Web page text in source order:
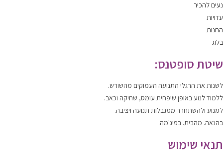
נעים להכיר
עדויות
החנות
בלוג
שיטת סופטנס:
לשנות את הרגלי התנועה העמוקים מהשורש.
ללמודלנועבאופן שיפחית עומס, שחיקה וכאב.
למנוע ולהשתחרר ממגבלות תנועה ויציבה.
בהנאה. מהבית. בפיג'מה.
תנאי שימוש